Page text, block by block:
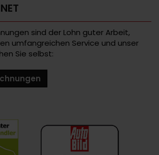
sind der Lohn guter Arbeit,
umfangreichen Service und unser
Sie selbst: